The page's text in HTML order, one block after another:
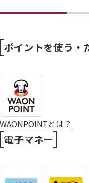
ポイントを使う・
WAONPOINTとは？
電子マネー